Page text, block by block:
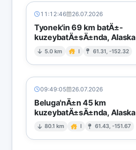
11:12:46 26.07.2026
Tyonek'in 69 km batÄ±-
kuzeybatÄ±sÄ±nda, Alaska
5.0 km I 61.31, -152.32
09:49:05 26.07.2026
Beluga'nÄ±n 45 km
kuzeybatÄ±sÄ±nda, Alaska
80.1 km I 61.43, -151.67